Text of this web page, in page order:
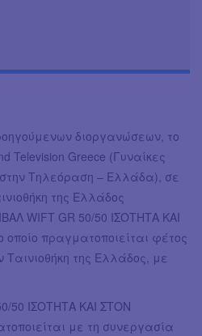
διοργανώσεων, το
Television Greece (Γυναίκες
Τηλεόραση – Ελλάδα), σε
της Ελλάδος
WIFT GR 50/50 ΙΣΟΤΗΤΑ ΚΑΙ
πραγματοποιείται φέτος
Ταινιοθήκη της Ελλάδος, με
50 ΙΣΟΤΗΤΑ ΚΑΙ ΣΤΟΝ
με τη συνεργασία